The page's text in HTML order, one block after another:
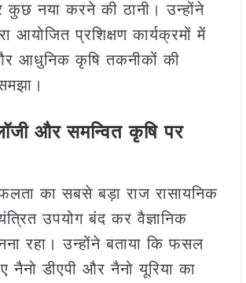
नया करने की ठानी। उन्होंने
आयोजित प्रशिक्षण कार्यक्रमों में
आधुनिक कृषि तकनीकों की
और समन्वित कृषि पर
का सबसे बड़ा राज रासायनिक
उपयोग बंद कर वैज्ञानिक
रहा। उन्होंने बताया कि फसल
नैनो डीएपी और नैनो यूरिया का